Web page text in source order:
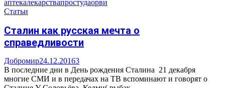
аптекалекарствапростудаорви
Статьи
Сталин как русская мечта о
справедливости
Добромир24.12.20163
В последние дни в День рождения Сталина 21 декабря
многие СМИ и в передачах на ТВ вспоминают и говорят о